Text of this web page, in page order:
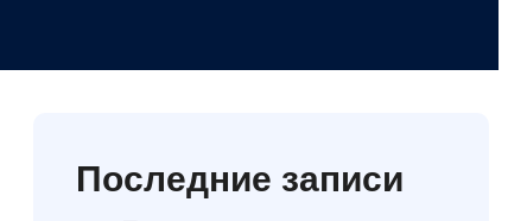
Последние записи